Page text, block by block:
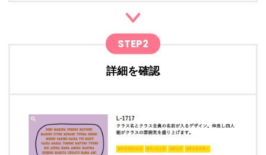
STEP2
詳細を確認